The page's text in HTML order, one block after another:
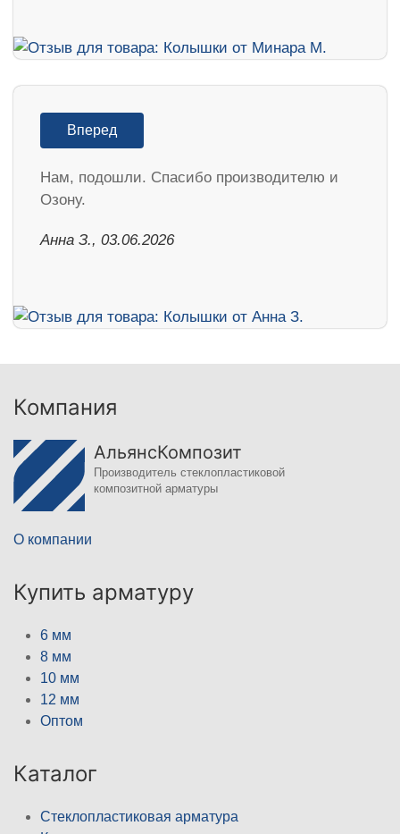
Вперед
Нам, подошли. Спасибо производителю и
Озону.
Анна З., 03.06.2026
Компания
АльянсКомпозит
Производитель стеклопластиковой
композитной арматуры
О компании
Купить арматуру
6 мм
8 мм
10 мм
12 мм
Оптом
Каталог
Стеклопластиковая арматура